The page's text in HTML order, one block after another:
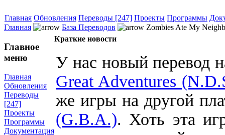
Главная Обновления Переводы [247] Проекты Программы
Главная
База Переводов Zombies Ate My
Главное
меню
Главная
Обновления
Переводы
[247]
Проекты
Программы
Документация
Краткие новости
У нас новый перевод
Great Adventures
же игры на другой
(G.B.A.). Хоть эта